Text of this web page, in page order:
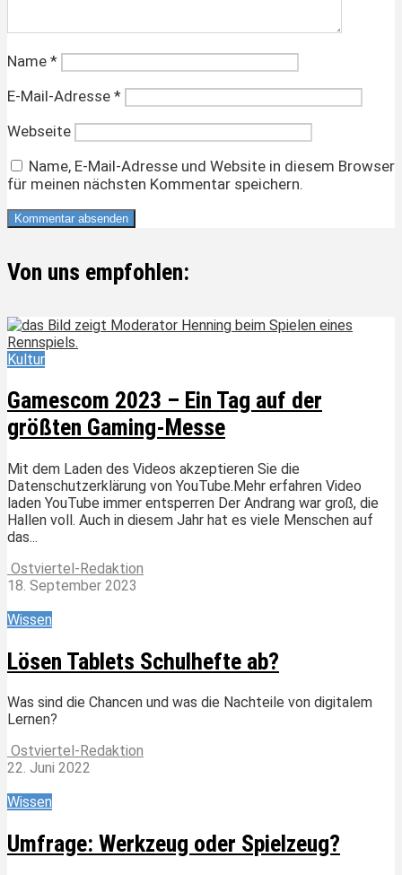
Name *
E-Mail-Adresse *
Webseite
Name, E-Mail-Adresse und Website in diesem Browser
für meinen nächsten Kommentar speichern.
Von uns empfohlen:
Kultur
Gamescom 2023 – Ein Tag auf der
größten Gaming-Messe
Mit dem Laden des Videos akzeptieren Sie die
Datenschutzerklärung von YouTube.Mehr erfahren Video
laden YouTube immer entsperren Der Andrang war groß, die
Hallen voll. Auch in diesem Jahr hat es viele Menschen auf
das...
Ostviertel-Redaktion
18. September 2023
Wissen
Lösen Tablets Schulhefte ab?
Was sind die Chancen und was die Nachteile von digitalem
Lernen?
Ostviertel-Redaktion
22. Juni 2022
Wissen
Umfrage: Werkzeug oder Spielzeug?